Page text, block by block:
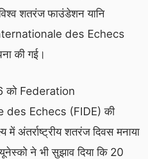
शतरंज फाउंडेशन यानि
des Echecs
की गई।
को Federation
des Echecs (FIDE) की
में अंतर्राष्ट्रीय शतरंज दिवस मनाया
ने भी सुझाव दिया कि 20